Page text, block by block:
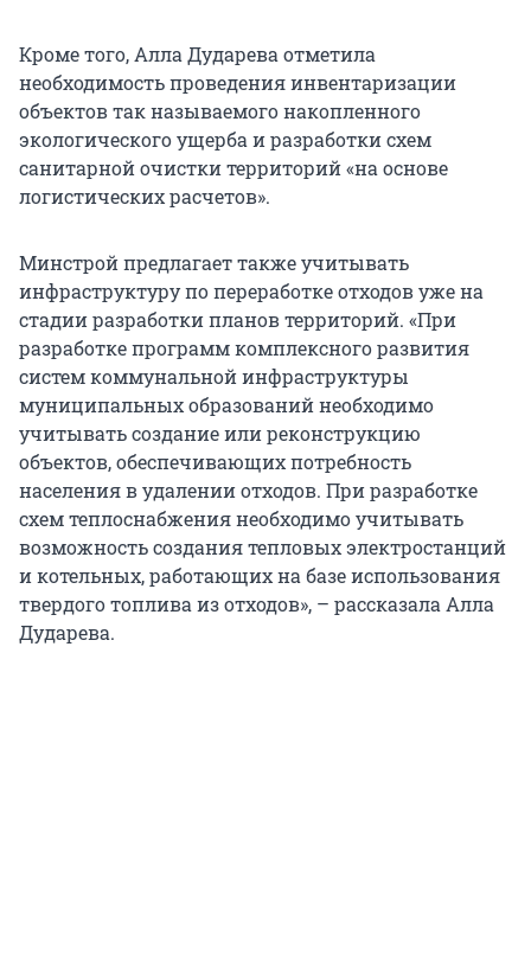
Кроме того, Алла Дударева отметила
необходимость проведения инвентаризации
объектов так называемого накопленного
экологического ущерба и разработки схем
санитарной очистки территорий «на основе
логистических расчетов».
Минстрой предлагает также учитывать
инфраструктуру по переработке отходов уже на
стадии разработки планов территорий. «При
разработке программ комплексного развития
систем коммунальной инфраструктуры
муниципальных образований необходимо
учитывать создание или реконструкцию
объектов, обеспечивающих потребность
населения в удалении отходов. При разработке
схем теплоснабжения необходимо учитывать
возможность создания тепловых электростанций
и котельных, работающих на базе использования
твердого топлива из отходов», – рассказала Алла
Дударева.